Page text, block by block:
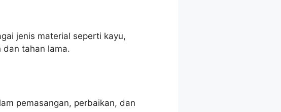
jenis material seperti kayu,
dan tahan lama.
pemasangan, perbaikan, dan